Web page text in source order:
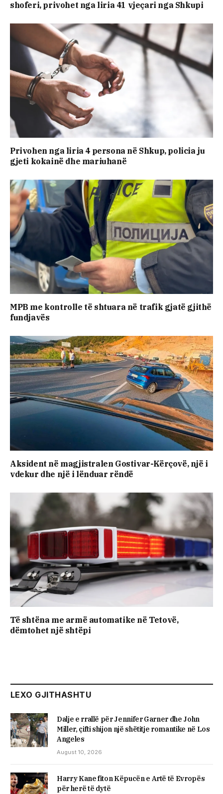
shoferi, privohet nga liria 41 vjeçari nga Shkupi
Privohen nga liria 4 persona në Shkup, policia ju
gjeti kokainë dhe mariuhanë
MPB me kontrolle të shtuara në trafik gjatë gjithë
fundjavës
Aksident në magjistralen Gostivar-Kërçovë, një i
vdekur dhe një i lënduar rëndë
Të shtëna me armë automatike në Tetovë,
dëmtohet një shtëpi
LEXO GJITHASHTU
Dalje e rrallë për Jennifer Garner dhe John
Miller, çifti shijon një shëtitje romantike në Los
Angeles
August 10, 2026
Harry Kane fiton Këpucën e Artë të Evropës
për herë të dytë